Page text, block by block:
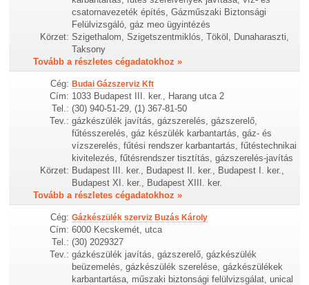
csatornavezeték építés, Gázműszaki Biztonsági
Felülvizsgáló, gáz meo ügyintézés
Körzet: Szigethalom, Szigetszentmiklós, Tököl, Dunaharaszti,
Taksony
Tovább a részletes cégadatokhoz »
Cég: Budai Gázszerviz Kft
Cím: 1033 Budapest III. ker., Harang utca 2
Tel.: (30) 940-51-29, (1) 367-81-50
Tev.: gázkészülék javítás, gázszerelés, gázszerelő,
fűtésszerelés, gáz készülék karbantartás, gáz- és
vízszerelés, fűtési rendszer karbantartás, fűtéstechnikai
kivitelezés, fűtésrendszer tisztítás, gázszerelés-javítás
Körzet: Budapest III. ker., Budapest II. ker., Budapest I. ker.,
Budapest XI. ker., Budapest XIII. ker.
Tovább a részletes cégadatokhoz »
Cég: Gázkészülék szerviz Buzás Károly
Cím: 6000 Kecskemét, utca
Tel.: (30) 2029327
Tev.: gázkészülék javítás, gázszerelő, gázkészülék
beüzemelés, gázkészülék szerelése, gázkészülékek
karbantartása, műszaki biztonsági felülvizsgálat, unical